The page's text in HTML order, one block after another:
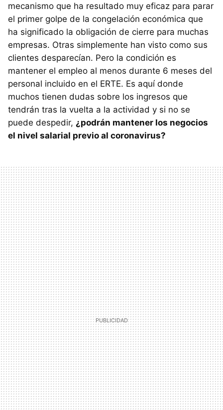
mecanismo que ha resultado muy eficaz para parar
el primer golpe de la congelación económica que
ha significado la obligación de cierre para muchas
empresas. Otras simplemente han visto como sus
clientes desparecían. Pero la condición es
mantener el empleo al menos durante 6 meses del
personal incluido en el ERTE. Es aquí donde
muchos tienen dudas sobre los ingresos que
tendrán tras la vuelta a la actividad y si no se
puede despedir, ¿podrán mantener los negocios
el nivel salarial previo al coronavirus?